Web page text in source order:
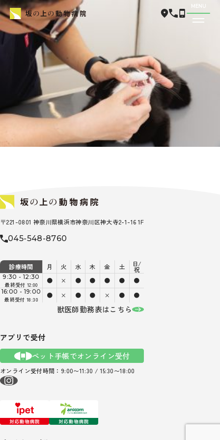
〒221-0801 神奈川県横浜市神奈川区神大寺2-1-16 1F
045-548-8760
診療時間 月 火 水 木 金 土 日/
祝
9:30 - 12:30
最終受付 12:00
● × ● ● ● ● ●
16:00 - 19:00
最終受付 18:30
● × ● ● × ● ●
獣医師勤務表はこちら
アプリで受付
ペット手帳でオンライン受付
オンライン受付時間：9:00〜11:30 / 15:30〜18:00